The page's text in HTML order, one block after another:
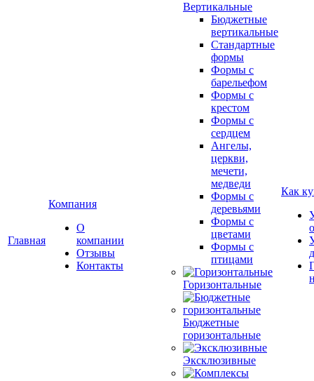
Главная
Компания
О
компании
Отзывы
Контакты
Вертикальные
Бюджетные
вертикальные
Стандартные
формы
Формы с
барельефом
Формы с
крестом
Формы с
сердцем
Ангелы,
церкви,
мечети,
медведи
Формы с
деревьями
Формы с
цветами
Формы с
птицами
Горизонтальные
Бюджетные
горизонтальные
Эксклюзивные
Как